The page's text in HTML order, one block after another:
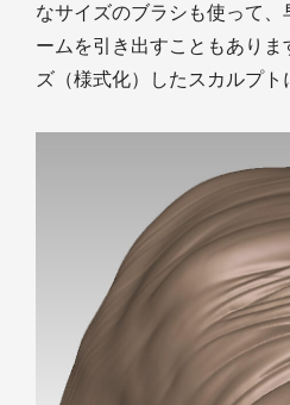
なサイズのブラシも使って
ームを引き出すこともありま
ズ（様式化）したスカルプト